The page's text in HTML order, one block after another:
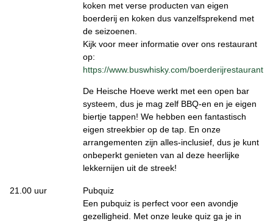
koken met verse producten van eigen
boerderij en koken dus vanzelfsprekend met
de seizoenen.
Kijk voor meer informatie over ons restaurant
op:
https://www.buswhisky.com/boerderijrestaurant
De Heische Hoeve werkt met een open bar
systeem, dus je mag zelf BBQ-en en je eigen
biertje tappen! We hebben een fantastisch
eigen streekbier op de tap. En onze
arrangementen zijn alles-inclusief, dus je kunt
onbeperkt genieten van al deze heerlijke
lekkernijen uit de streek!
21.00 uur
Pubquiz
Een pubquiz is perfect voor een avondje
gezelligheid. Met onze leuke quiz ga je in